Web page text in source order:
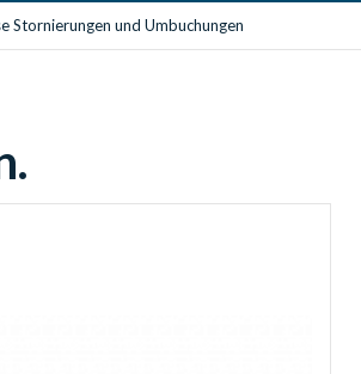
Stornierungen und Umbuchungen